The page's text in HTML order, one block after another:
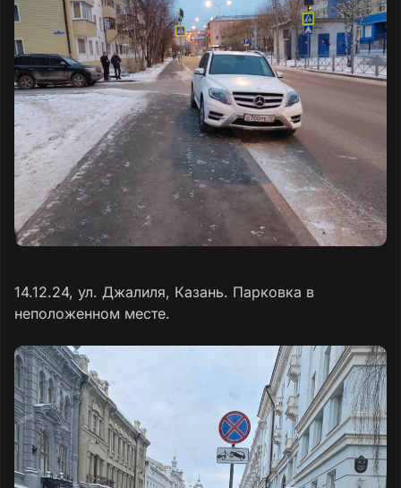
14.12.24, ул. Джалиля, Казань. Парковка в
неположенном месте.